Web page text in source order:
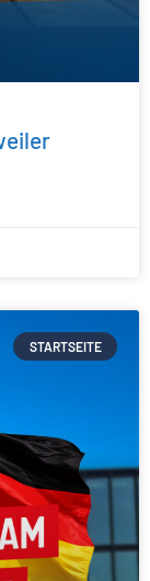
STARTSEITE